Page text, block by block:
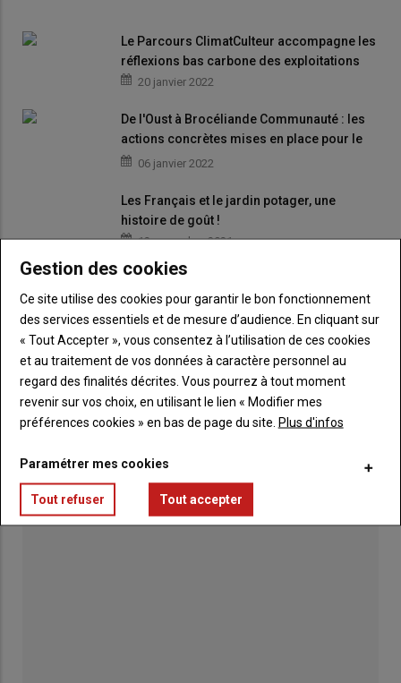
Le Parcours ClimatCulteur accompagne les
réflexions bas carbone des exploitations
20 janvier 2022
De l'Oust à Brocéliande Communauté : les
actions concrètes mises en place pour le
climat06 janvier 2022
Les Français et le jardin potager, une
histoire de goût !
12 novembre 2021
Comment gérer nos émotions… et celles
des autres ?
29 octobre 2021
Gestion des cookies
Ce site utilise des cookies pour garantir le bon fonctionnement
des services essentiels et de mesure d’audience. En cliquant sur
« Tout Accepter », vous consentez à l’utilisation de ces cookies
et au traitement de vos données à caractère personnel au
regard des finalités décrites. Vous pourrez à tout moment
revenir sur vos choix, en utilisant le lien « Modifier mes
préférences cookies » en bas de page du site. Plus d'infos
Paramétrer mes cookies
Tout refuser Tout accepter